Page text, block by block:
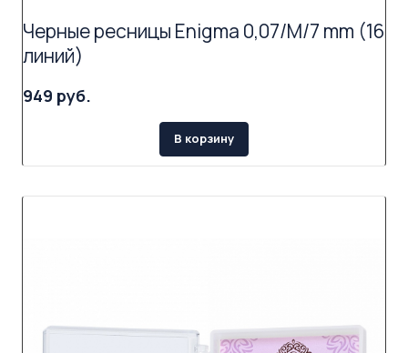
Черные ресницы Enigma 0,07/M/7 mm (16
линий)
949 руб.
В корзину